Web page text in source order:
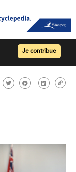
Je contribue